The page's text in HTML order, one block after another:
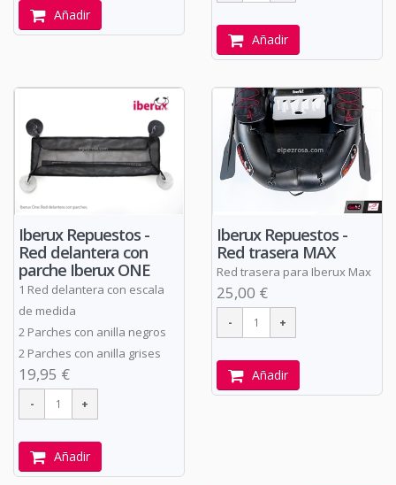
Añadir
Añadir
Iberux Repuestos -
Red delantera con
parche Iberux ONE
1 Red delantera con escala
de medida
2 Parches con anilla negros
2 Parches con anilla grises
19,95 €
Añadir
Iberux Repuestos -
Red trasera MAX
Red trasera para Iberux Max
25,00 €
Añadir